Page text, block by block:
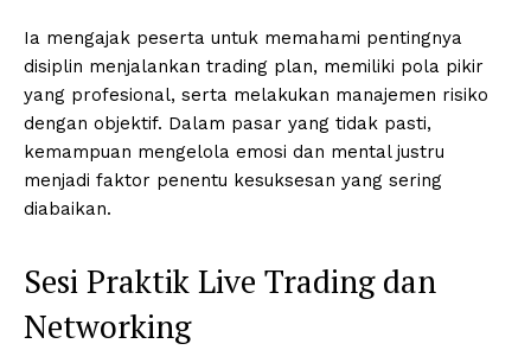
Ia mengajak peserta untuk memahami pentingnya
disiplin menjalankan trading plan, memiliki pola pikir
yang profesional, serta melakukan manajemen risiko
dengan objektif. Dalam pasar yang tidak pasti,
kemampuan mengelola emosi dan mental justru
menjadi faktor penentu kesuksesan yang sering
diabaikan.
Sesi Praktik Live Trading dan
Networking